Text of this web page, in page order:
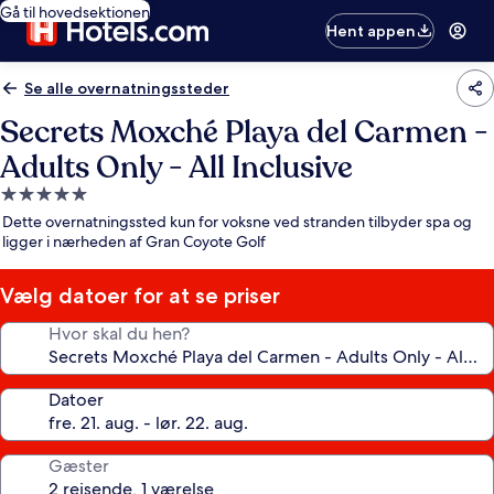
Gå til hovedsektionen
Hent appen
Se alle overnatningssteder
Secrets Moxché Playa del Carmen -
Adults Only - All Inclusive
5.0-
stjernet
overnatningssted
Dette overnatningssted kun for voksne ved stranden tilbyder spa og
ligger i nærheden af Gran Coyote Golf
Vælg datoer for at se priser
Hvor skal du hen?
Datoer
Gæster